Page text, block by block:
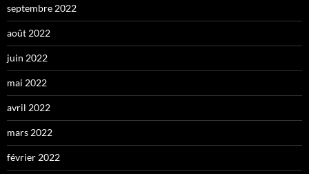
septembre 2022
août 2022
juin 2022
mai 2022
avril 2022
mars 2022
février 2022